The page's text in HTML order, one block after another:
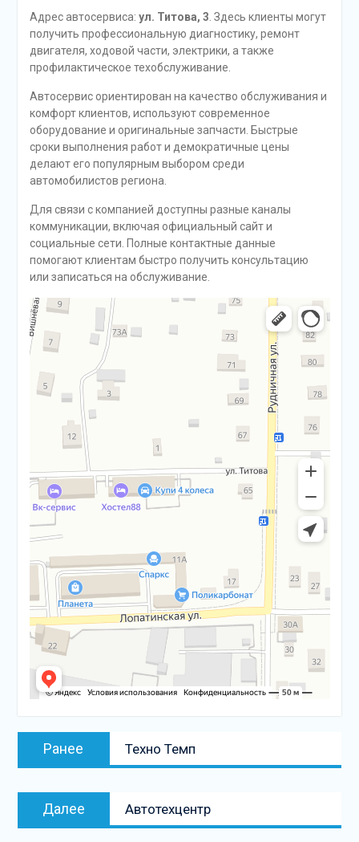
Адрес автосервиса: ул. Титова, 3. Здесь клиенты могут
получить профессиональную диагностику, ремонт
двигателя, ходовой части, электрики, а также
профилактическое техобслуживание.
Автосервис ориентирован на качество обслуживания и
комфорт клиентов, используют современное
оборудование и оригинальные запчасти. Быстрые
сроки выполнения работ и демократичные цены
делают его популярным выбором среди
автомобилистов региона.
Для связи с компанией доступны разные каналы
коммуникации, включая официальный сайт и
социальные сети. Полные контактные данные
помогают клиентам быстро получить консультацию
или записаться на обслуживание.
Навигация
Ранее
Предыдущая
запись:
Техно Темп
Далее
Следующая
запись
Автотехцентр